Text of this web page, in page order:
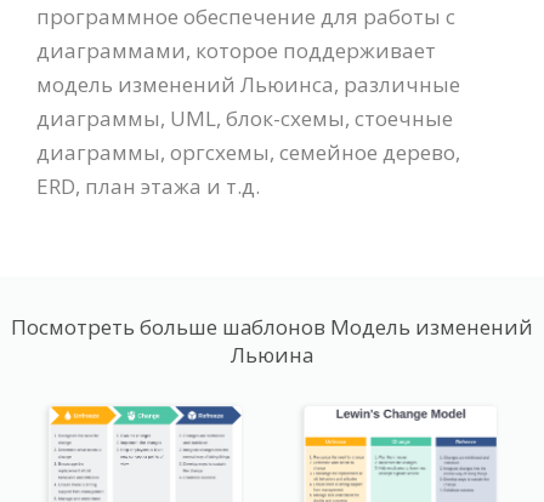
программное обеспечение для работы с
диаграммами, которое поддерживает
модель изменений Льюинса, различные
диаграммы, UML, блок-схемы, стоечные
диаграммы, оргсхемы, семейное дерево,
ERD, план этажа и т.д.
Посмотреть больше шаблонов Модель изменений
Льюина